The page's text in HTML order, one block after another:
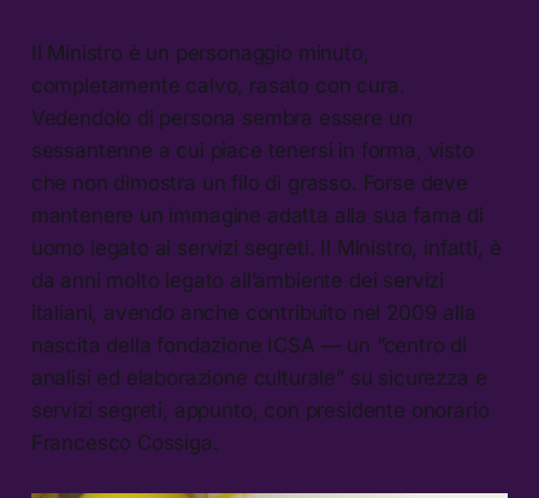
Il Ministro è un personaggio minuto,
completamente calvo, rasato con cura.
Vedendolo di persona sembra essere un
sessantenne a cui piace tenersi in forma, visto
che non dimostra un filo di grasso. Forse deve
mantenere un immagine adatta alla sua fama di
uomo legato ai servizi segreti. Il Ministro, infatti, è
da anni molto legato all’ambiente dei servizi
italiani, avendo anche contribuito nel 2009 alla
nascita della fondazione ICSA — un “centro di
analisi ed elaborazione culturale” su sicurezza e
servizi segreti, appunto, con presidente onorario
Francesco Cossiga.